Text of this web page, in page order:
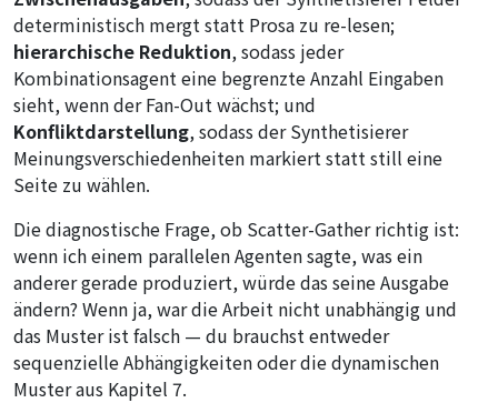
deterministisch mergt statt Prosa zu re-lesen;
hierarchische Reduktion, sodass jeder
Kombinationsagent eine begrenzte Anzahl Eingaben
sieht, wenn der Fan-Out wächst; und
Konfliktdarstellung, sodass der Synthetisierer
Meinungsverschiedenheiten markiert statt still eine
Seite zu wählen.
Die diagnostische Frage, ob Scatter-Gather richtig ist:
wenn ich einem parallelen Agenten sagte, was ein
anderer gerade produziert, würde das seine Ausgabe
ändern? Wenn ja, war die Arbeit nicht unabhängig und
das Muster ist falsch — du brauchst entweder
sequenzielle Abhängigkeiten oder die dynamischen
Muster aus Kapitel 7.